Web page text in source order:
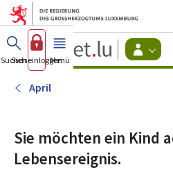
ZumZum Inhalt
Guichet.lu
Suchen
Sich einloggen
Menü Haupt-
April
Sie möchten ein Kind
Lebensereignis.